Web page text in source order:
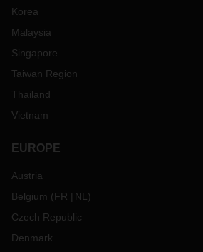
Korea
Malaysia
Singapore
Taiwan Region
Thailand
Vietnam
EUROPE
Austria
Belgium (FR NL )
Czech Republic
Denmark